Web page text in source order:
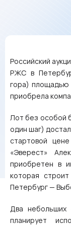
Российский
РЖС в
гора) площадью
приобрела
Лот без особой
один шаг)
стартовой
«Эверест»
приобретен в
которая
Петербург —
Два небольших
планирует